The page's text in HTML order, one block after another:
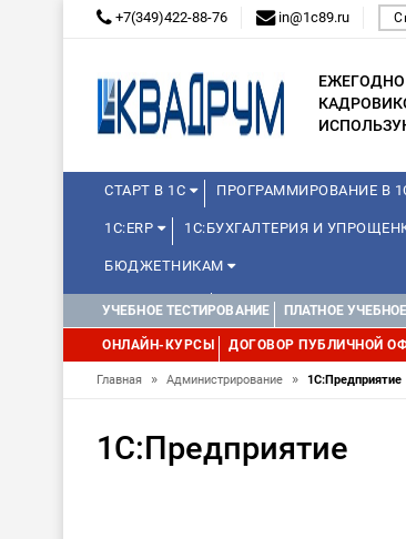
+7(349)422-88-76 in@1c89.ru
ЕЖЕГОДНО
СТАРТ В 1С ПРОГРАММИРОВАНИЕ В
1С:ERP 1С:БУХГАЛТЕРИЯ И
БЮДЖЕТНИКАМ
МИНИ-КУРСЫ КУРСЫ ДЛЯ
УПРАВЛЕНИЕ ПРОЕКТАМИ
УЧЕБНОЕ ТЕСТИРОВАНИЕ ПЛАТНОЕ
ОНЛАЙН-КУРСЫ ДОГОВОР ПУБЛИЧНОЙ
Главная » Администрирование » 1С:Предприятие
1С:Предприятие